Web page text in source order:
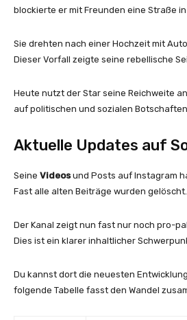
blockierte er mit Freunden eine Straße
Sie drehten nach einer Hochzeit mit
Dieser Vorfall zeigte seine rebellische
Heute nutzt der Star seine Reichweite
auf politischen und sozialen
Aktuelle Updates auf
Seine Videosund Posts auf Instagram
Fast alle alten Beiträge wurden gelöscht.
Der Kanal zeigt nun fast nur noch pro-
Dies ist ein klarer inhaltlicher
Du kannst dort die neuesten
folgende Tabelle fasst den Wandel